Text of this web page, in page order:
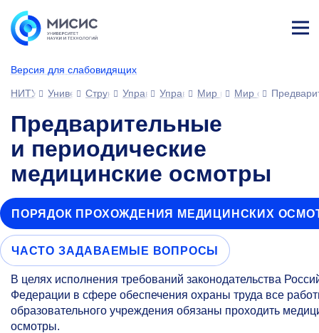
Версия для слабовидящих
ине
НИТУ МИСИСУниверситетСтруктура университета
УправленияУправление развития
Мир возможностей
Мир сотрудника
Предварительные
и периодические
медицинские осмотры
ПОРЯДОК ПРОХОЖДЕНИЯ МЕДИЦИНСКИХ
ЧАСТО ЗАДАВАЕМЫЕ ВОПРОСЫ
В целях исполнения требований законодательства
Федерации в сфере обеспечения охраны труда все
образовательного учреждения обязаны проходить
осмотры.